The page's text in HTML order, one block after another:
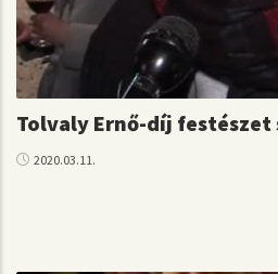
Tolvaly Ernő-díj festészet
2020.03.11.